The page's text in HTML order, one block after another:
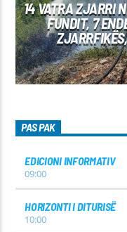
14 VATRA ZJARRI
FUNDIT, 7
PAS PAK
EDICIONI INFORMATIV
09:00
HORIZONTI I DITURISË
10:00